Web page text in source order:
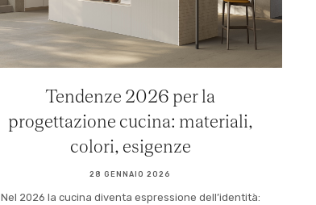
Tendenze 2026 per la
progettazione cucina: materiali,
colori, esigenze
28 GENNAIO 2026
Nel 2026 la cucina diventa espressione dell’identità: